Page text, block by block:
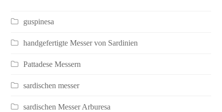
guspinesa
handgefertigte Messer von Sardinien
Pattadese Messern
sardischen messer
sardischen Messer Arburesa